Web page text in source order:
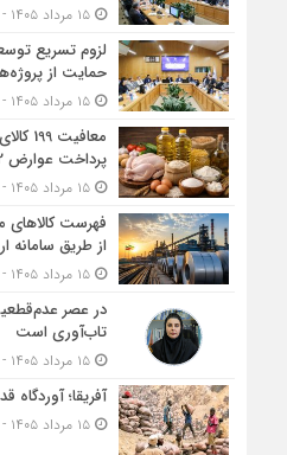
۱۵ مرداد ۱۴۰۵ - ۱۲:۲۷
لزوم تسریع
حمایت از
۱۵ مرداد ۱۴۰۵ - ۱۲:۰۸
پرداخت عوارض 1.2 درصدی واردات
۱۵ مرداد ۱۴۰۵ - ۱۱:۴۵
فهرست کالاهای
از طریق سامانه
۱۵ مرداد ۱۴۰۵ - ۱۰:۴۵
در عصر
تاب‌آوری است
۱۵ مرداد ۱۴۰۵ - ۱۰:۰۵
آفریقا؛
۱۵ مرداد ۱۴۰۵ - ۹:۴۵